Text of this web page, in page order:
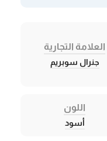
العلامة التجارية
جنرال سوبريم
اللون
أسود